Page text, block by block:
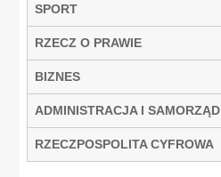
SPORT
RZECZ O PRAWIE
BIZNES
ADMINISTRACJA I SAMORZĄD
RZECZPOSPOLITA CYFROWA